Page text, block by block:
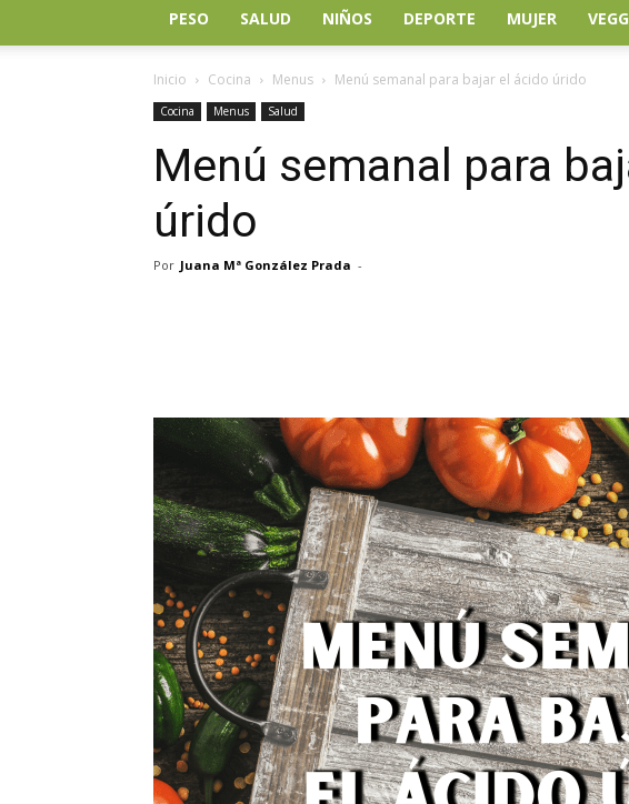
PESO SALUD NIÑOS DEPORTE MUJER
Inicio Cocina Menus Menú semanal para bajar el ácido úrido
Cocina Menus Salud
Menú semanal para
úrido
Por Juana Mª González Prada -